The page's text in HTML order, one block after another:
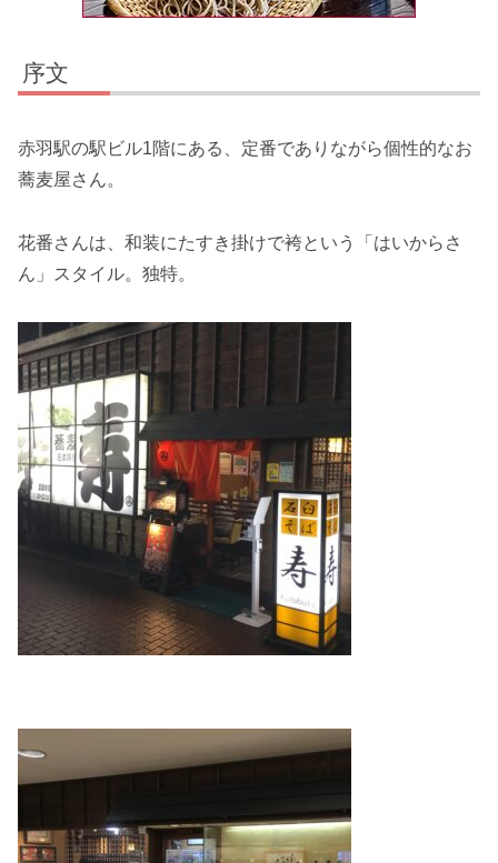
序文
赤羽駅の駅ビル1階にある、定番でありながら個性的なお
蕎麦屋さん。
花番さんは、和装にたすき掛けで袴という「はいからさ
ん」スタイル。独特。